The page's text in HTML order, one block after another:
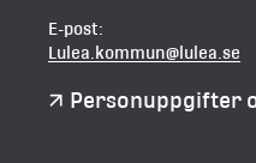
E-post:
Lulea.kommun@lulea.se
Personuppgifter